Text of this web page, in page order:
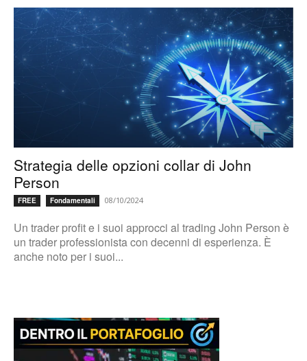
Strategia delle opzioni collar di John
Person
FREE Fondamentali 08/10/2024
Un trader profit e i suoi approcci al trading John Person è
un trader professionista con decenni di esperienza. È
anche noto per i suoi...